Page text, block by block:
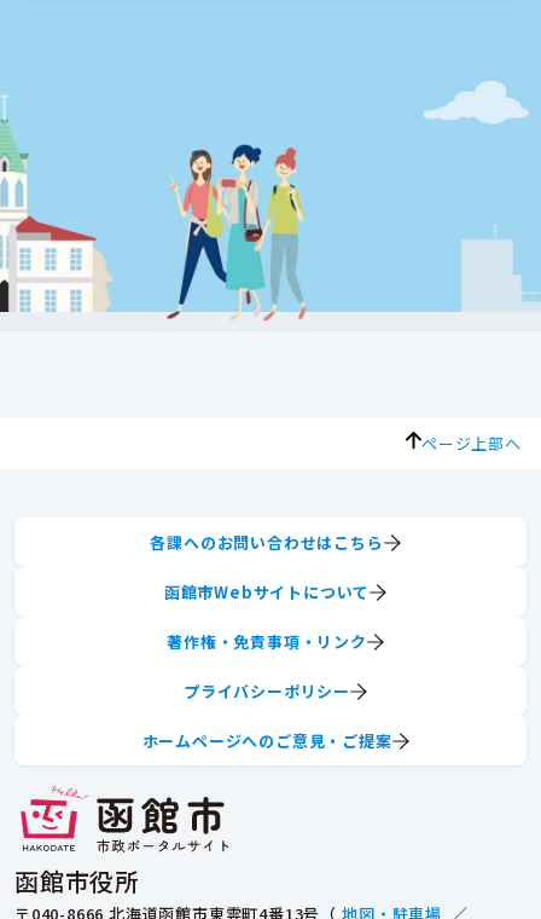
ページ上部へ
函館市役所
〒040-8666 北海道函館市東雲町4番13号（ 地図・駐車場 ／
各課へのお問い合わせはこちら
函館市Webサイトについて
著作権・免責事項・リンク
プライバシーポリシー
ホームページへのご意見・ご提案